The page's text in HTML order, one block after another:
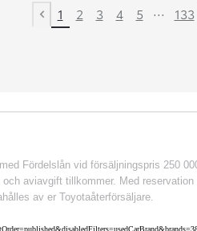
Previous page
1 2 3 4 5 ... 133
Fördelslån vid försäljningspris 250
aviavgift tillkommer. Med
av er Toyotaåterförsäljare.